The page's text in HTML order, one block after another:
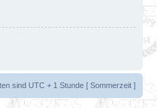
sind UTC + 1 Stunde [ Sommerzeit ]